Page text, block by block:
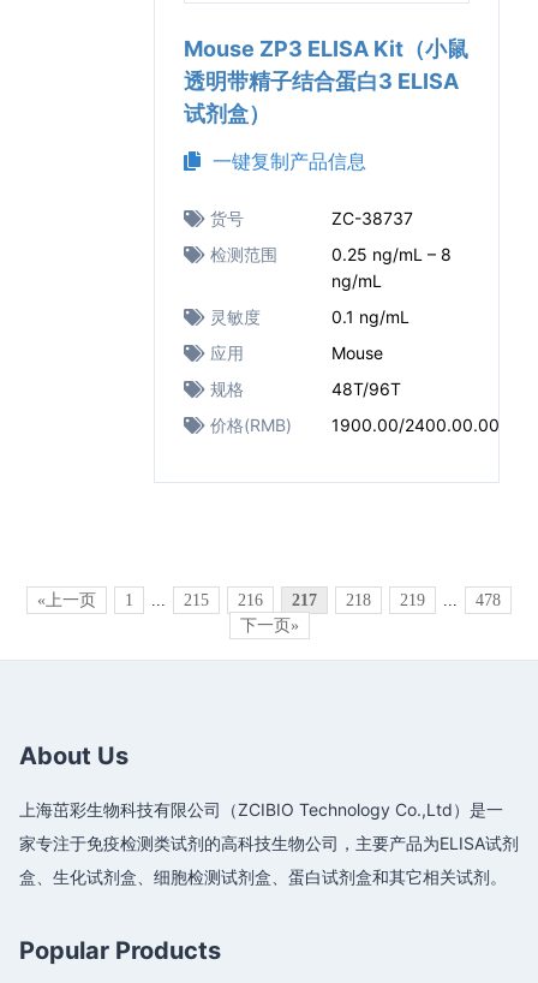
Mouse ZP3 ELISA Kit（小鼠
透明带精子结合蛋白3 ELISA
试剂盒）
一键复制产品信息
货号
ZC-38737
检测范围
0.25 ng/mL – 8
ng/mL
灵敏度
0.1 ng/mL
应用
Mouse
规格
48T/96T
价格(RMB)
1900.00/2400.00.00
«上一页 1 ... 215 216 217 218 219 ...
478
下一页»
About Us
上海茁彩生物科技有限公司（ZCIBIO Technology Co.,Ltd）是一
家专注于免疫检测类试剂的高科技生物公司，主要产品为ELISA试剂
盒、生化试剂盒、细胞检测试剂盒、蛋白试剂盒和其它相关试剂。
Popular Products